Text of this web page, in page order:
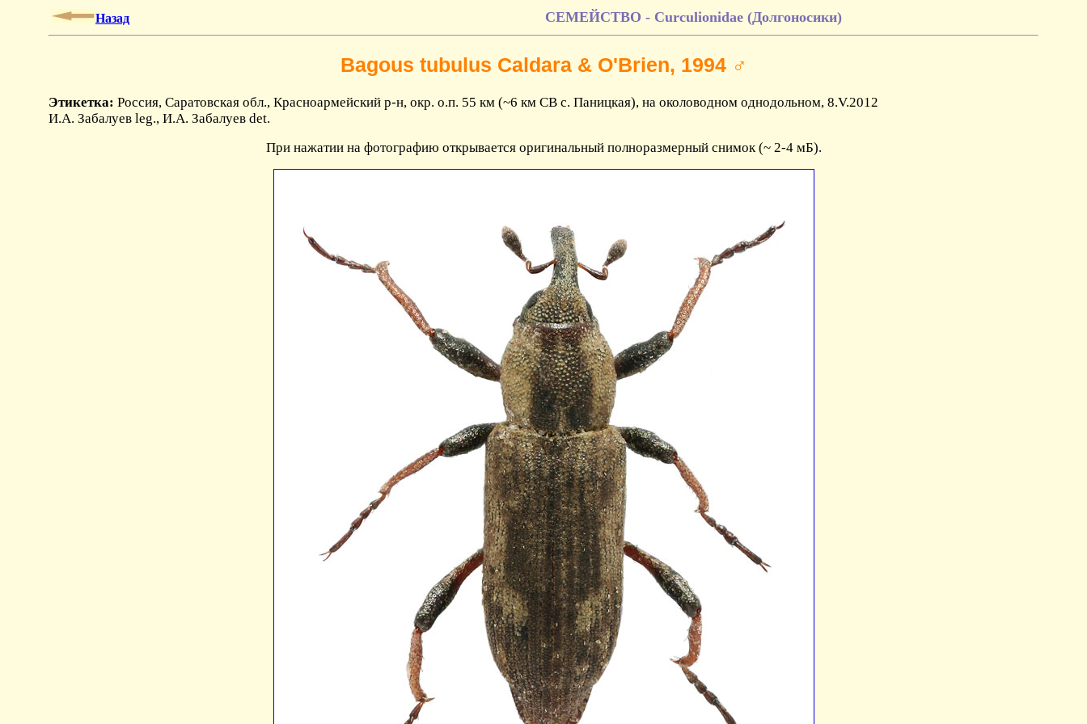
Назад СЕМЕЙСТВО - Curculionidae (Долгоносики)
Bagous tubulus Caldara & O'Brien, 1994 ♂
Этикетка: Россия, Саратовская обл., Красноармейский р-н, окр. о.п. 55 км (~6 км СВ с. Паницкая), на околоводном однодольном, 8.V.2012
И.А. Забалуев leg., И.А. Забалуев det.
При нажатии на фотографию открывается оригинальный полноразмерный снимок (~ 2-4 мБ).